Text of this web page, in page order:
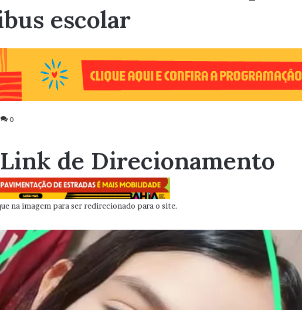
escolar
0
de Direcionamento
na imagem para ser redirecionado para o site.